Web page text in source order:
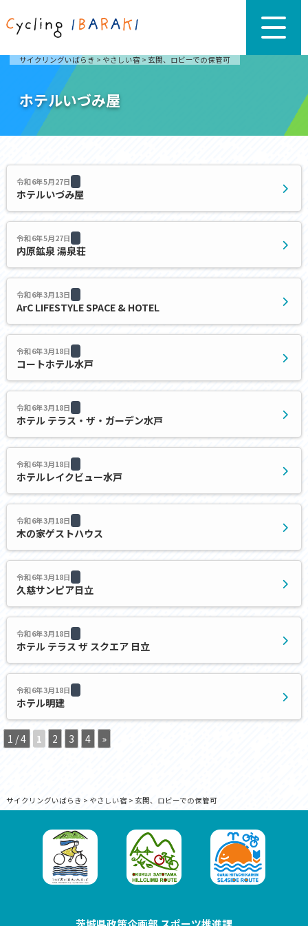
サイクリングいばらき > やさしい宿 > 玄関、ロビーでの保管可
ホテルいづみ屋
令和6年5月27日
ホテルいづみ屋
令和6年5月27日
内原鉱泉 湯泉荘
令和6年3月13日
ArC LIFESTYLE SPACE & HOTEL
令和6年3月18日
コートホテル水戸
令和6年3月18日
ホテル テラス・ザ・ガーデン水戸
令和6年3月18日
ホテルレイクビュー水戸
令和6年3月18日
木の家ゲストハウス
令和6年3月18日
久慈サンピア日立
令和6年3月18日
ホテル テラス ザ スクエア 日立
令和6年3月18日
ホテル明建
1 / 4 1 2 3 4 »
サイクリングいばらき > やさしい宿 > 玄関、ロビーでの保管可